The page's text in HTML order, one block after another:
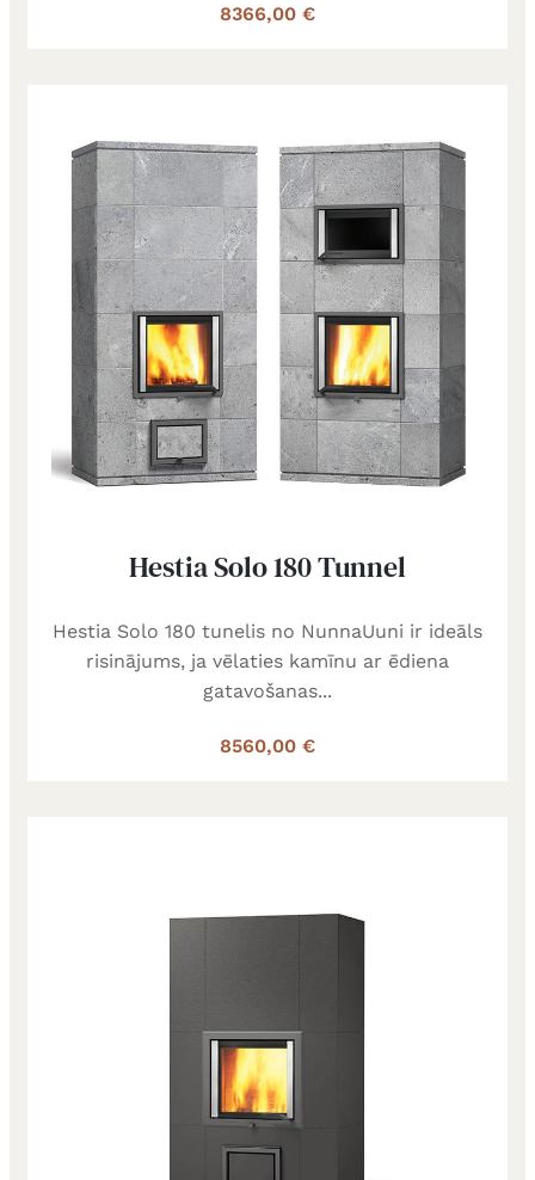
8366,00 €
Hestia Solo 180 Tunnel
Hestia Solo 180 tunelis no NunnaUuni ir ideāls
risinājums, ja vēlaties kamīnu ar ēdiena
gatavošanas...
8560,00 €